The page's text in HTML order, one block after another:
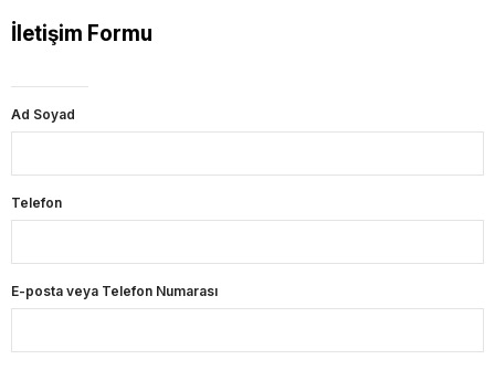
İletişim Formu
Ad Soyad
Telefon
E-posta veya Telefon Numarası